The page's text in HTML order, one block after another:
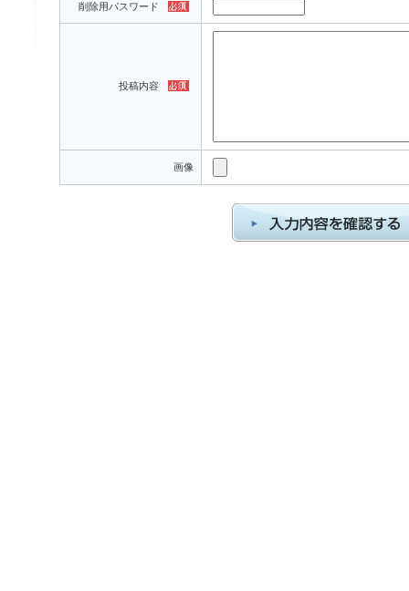
削除用パスワード
投稿内容
画像